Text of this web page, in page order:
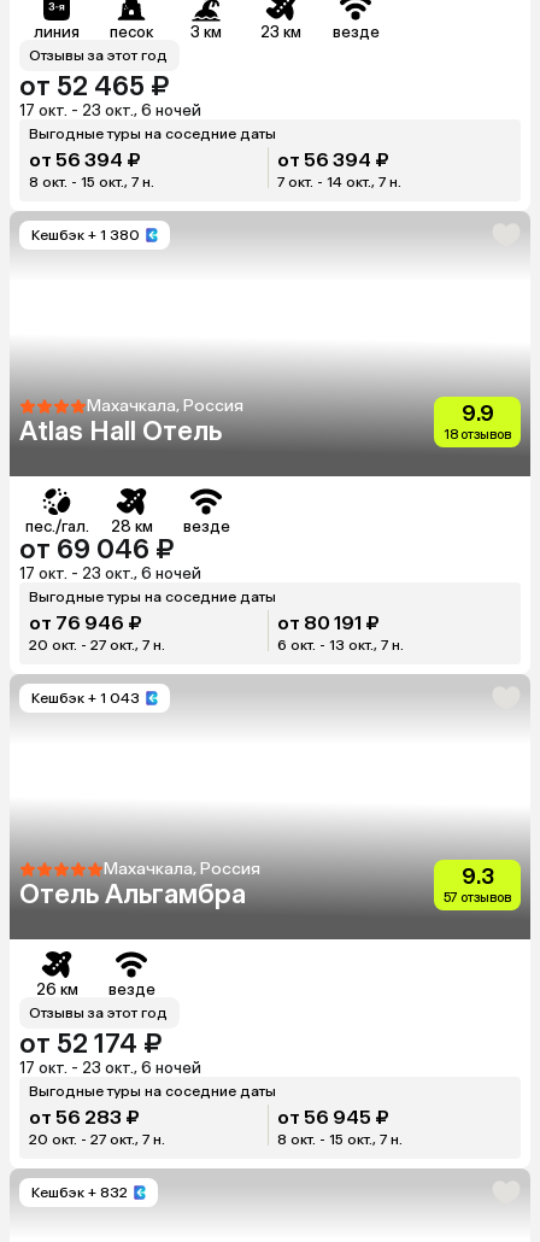
линия песок 3 км 23 км везде
Отзывы за этот год
от 52 465 ₽
17 окт. - 23 окт., 6 ночей
Выгодные туры на соседние даты
от 56 394 ₽
8 окт. - 15 окт., 7 н.
от 56 394 ₽
7 окт. - 14 окт., 7 н.
Кешбэк + 1 380
Махачкала, Россия
Atlas Hall Отель
9.9
18 отзывов
пес./гал. 28 км везде
от 69 046 ₽
17 окт. - 23 окт., 6 ночей
Выгодные туры на соседние даты
от 76 946 ₽
20 окт. - 27 окт., 7 н.
от 80 191 ₽
6 окт. - 13 окт., 7 н.
Кешбэк + 1 043
Махачкала, Россия
Отель Альгамбра
9.3
57 отзывов
26 км везде
Отзывы за этот год
от 52 174 ₽
17 окт. - 23 окт., 6 ночей
Выгодные туры на соседние даты
от 56 283 ₽
20 окт. - 27 окт., 7 н.
от 56 945 ₽
8 окт. - 15 окт., 7 н.
Кешбэк + 832